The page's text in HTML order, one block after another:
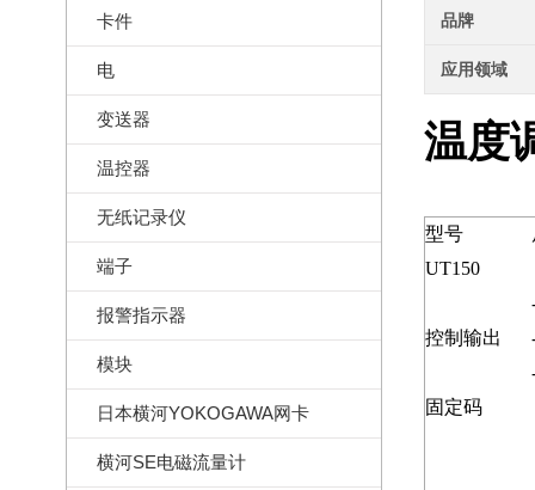
卡件
电
变送器
温控器
无纸记录仪
端子
报警指示器
模块
日本横河YOKOGAWA网卡
横河SE电磁流量计
品牌
应用领域
温度
型号
UT150
控制输出
固定码